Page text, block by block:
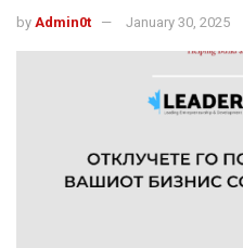
by Admin0t January 30, 2025